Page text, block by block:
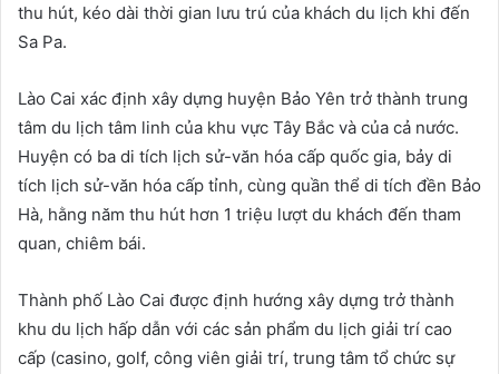
thu hút, kéo dài thời gian lưu trú của khách du lịch khi đến
Sa Pa.
Lào Cai xác định xây dựng huyện Bảo Yên trở thành trung
tâm du lịch tâm linh của khu vực Tây Bắc và của cả nước.
Huyện có ba di tích lịch sử-văn hóa cấp quốc gia, bảy di
tích lịch sử-văn hóa cấp tỉnh, cùng quần thể di tích đền Bảo
Hà, hằng năm thu hút hơn 1 triệu lượt du khách đến tham
quan, chiêm bái.
Thành phố Lào Cai được định hướng xây dựng trở thành
khu du lịch hấp dẫn với các sản phẩm du lịch giải trí cao
cấp (casino, golf, công viên giải trí, trung tâm tổ chức sự